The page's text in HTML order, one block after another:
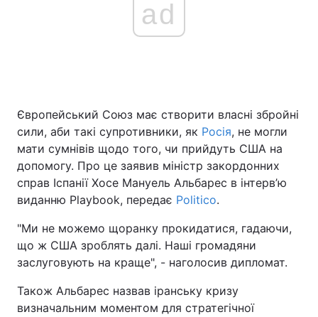
ad
Європейський Союз має створити власні збройні
сили, аби такі супротивники, як Росія, не могли
мати сумнівів щодо того, чи прийдуть США на
допомогу. Про це заявив міністр закордонних
справ Іспанії Хосе Мануель Альбарес в інтерв’ю
виданню Playbook, передає Politico.
"Ми не можемо щоранку прокидатися, гадаючи,
що ж США зроблять далі. Наші громадяни
заслуговують на краще", - наголосив дипломат.
Також Альбарес назвав іранську кризу
визначальним моментом для стратегічної